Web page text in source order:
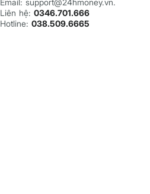
Email: support@24hmoney.vn.
Liên hệ: 0346.701.666
Hotline: 038.509.6665